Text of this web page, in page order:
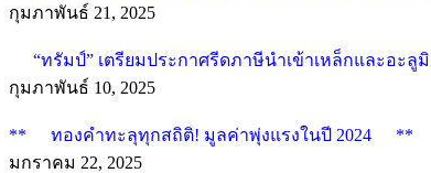
กุมภาพันธ์ 21, 2025
“ทรัมป์” เตรียมประกาศรีดภาษีนำเข้าเหล็กและอะลู
กุมภาพันธ์ 10, 2025
** ทองคำทะลุทุกสถิติ! มูลค่าพุ่งแรงในปี 2024
**
มกราคม 22, 2025